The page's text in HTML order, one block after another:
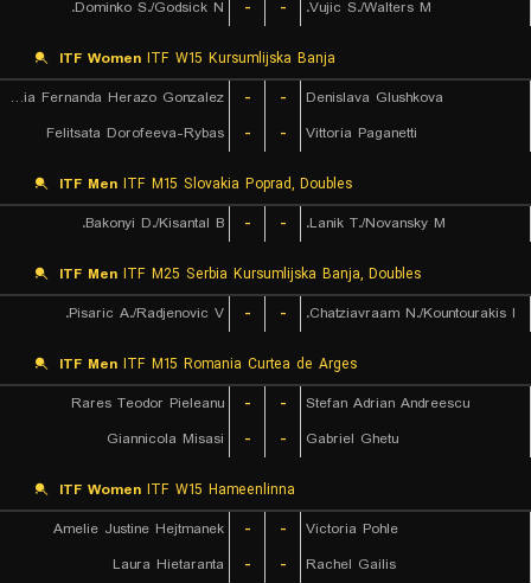
Dominko S./Godsick N.
- - Vujic S./Walters M.
ITF Women ITF W15 Kursumlijska Banja
Maria Fernanda Herazo Gonzalez
- -
Denislava Glushkova
Felitsata Dorofeeva-Rybas
- - Vittoria Paganetti
ITF Men ITF M15 Slovakia Poprad, Doubles
Bakonyi D./Kisantal B.
- - Lanik T./Novansky M.
ITF Men ITF M25 Serbia Kursumlijska Banja, Doubles
Pisaric A./Radjenovic V.
- - Chatziavraam N./Kountourakis I.
ITF Men ITF M15 Romania Curtea de Arges
Rares Teodor Pieleanu
- -
Stefan Adrian Andreescu
Giannicola Misasi
- - Gabriel Ghetu
ITF Women ITF W15 Hameenlinna
Amelie Justine Hejtmanek
- -
Victoria Pohle
Laura Hietaranta
- - Rachel Gailis